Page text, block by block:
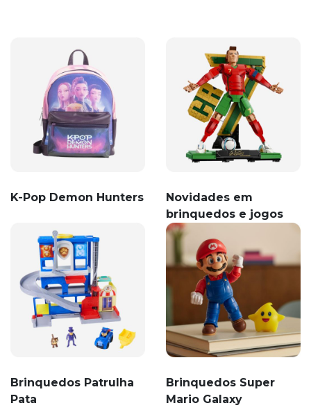
K-Pop Demon Hunters
Novidades em
brinquedos e jogos
Brinquedos Patrulha
Pata
Brinquedos Super
Mario Galaxy